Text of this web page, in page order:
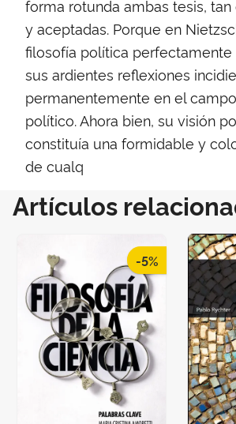
forma rotunda ambas tesis,
y aceptadas. Porque en
filosofía política perfectamente
sus ardientes reflexiones
permanentemente en el
político. Ahora bien, su visión
constituía una formidable y
de cualq
Artículos
-5%